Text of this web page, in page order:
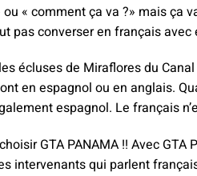
« comment ça va ?» mais ça
pas converser en français avec
écluses de Miraflores du
en espagnol ou en anglais.
espagnol. Le français
GTA PANAMA !! Avec
intervenants qui parlent